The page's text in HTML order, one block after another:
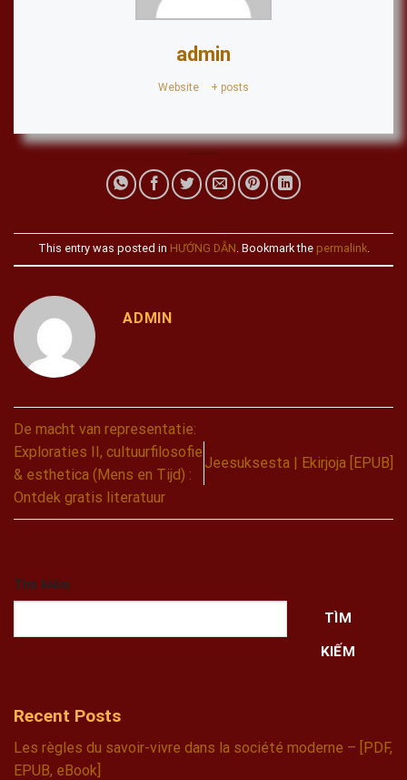
admin
Website + posts
This entry was posted in HƯỚNG DẪN. Bookmark the permalink.
ADMIN
De macht van representatie:
Exploraties II, cultuurfilosofie
& esthetica (Mens en Tijd) :
Ontdek gratis literatuur
Jeesuksesta | Ekirjoja [EPUB]
Tìm kiếm
TÌM
KIẾM
Recent Posts
Les règles du savoir-vivre dans la société moderne – [PDF,
EPUB, eBook]